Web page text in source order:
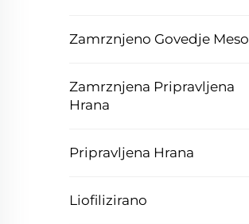
Zamrznjeno Govedje Meso
Zamrznjena Pripravljena
Hrana
Pripravljena Hrana
Liofilizirano